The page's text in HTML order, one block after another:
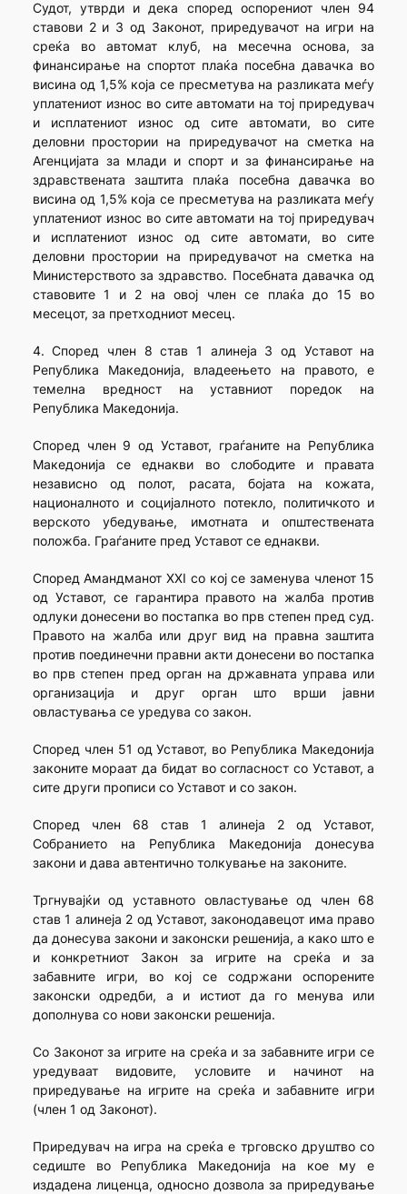
Судот, утврди и дека според оспорениот член 94
ставови 2 и 3 од Законот, приредувачот на игри на
среќа во автомат клуб, на месечна основа, за
финансирање на спортот плаќа посебна давачка во
висина од 1,5% која се пресметува на разликата меѓу
уплатениот износ во сите автомати на тој приредувач
и исплатениот износ од сите автомати, во сите
деловни простории на приредувачот на сметка на
Агенцијата за млади и спорт и за финансирање на
здравствената заштита плаќа посебна давачка во
висина од 1,5% која се пресметува на разликата меѓу
уплатениот износ во сите автомати на тој приредувач
и исплатениот износ од сите автомати, во сите
деловни простории на приредувачот на сметка на
Министерството за здравство. Посебната давачка од
ставовите 1 и 2 на овој член се плаќа до 15 во
месецот, за претходниот месец.
4. Според член 8 став 1 алинеја 3 од Уставот на
Република Македонија, владеењето на правото, е
темелна вредност на уставниот поредок на
Република Македонија.
Според член 9 од Уставот, граѓаните на Република
Македонија се еднакви во слободите и правата
независно од полот, расата, бојата на кожата,
националното и социјалното потекло, политичкото и
верското убедување, имотната и општествената
положба. Граѓаните пред Уставот се еднакви.
Според Амандманот XXI со кој се заменува членот 15
од Уставот, се гарантира правото на жалба против
одлуки донесени во постапка во прв степен пред суд.
Правото на жалба или друг вид на правна заштита
против поединечни правни акти донесени во постапка
во прв степен пред орган на државната управа или
организација и друг орган што врши јавни
овластувања се уредува со закон.
Според член 51 од Уставот, во Република Македонија
законите мораат да бидат во согласност со Уставот, а
сите други прописи со Уставот и со закон.
Според член 68 став 1 алинеја 2 од Уставот,
Собранието на Република Македонија донесува
закони и дава автентично толкување на законите.
Тргнувајќи од уставното овластување од член 68
став 1 алинеја 2 од Уставот, законодавецот има право
да донесува закони и законски решенија, а како што е
и конкретниот Закон за игрите на среќа и за
забавните игри, во кој се содржани оспорените
законски одредби, а и истиот да го менува или
дополнува со нови законски решенија.
Со Законот за игрите на среќа и за забавните игри се
уредуваат видовите, условите и начинот на
приредување на игрите на среќа и забавните игри
(член 1 од Законот).
Приредувач на игра на среќа е трговско друштво со
седиште во Република Македонија на кое му е
издадена лиценца, односно дозвола за приредување